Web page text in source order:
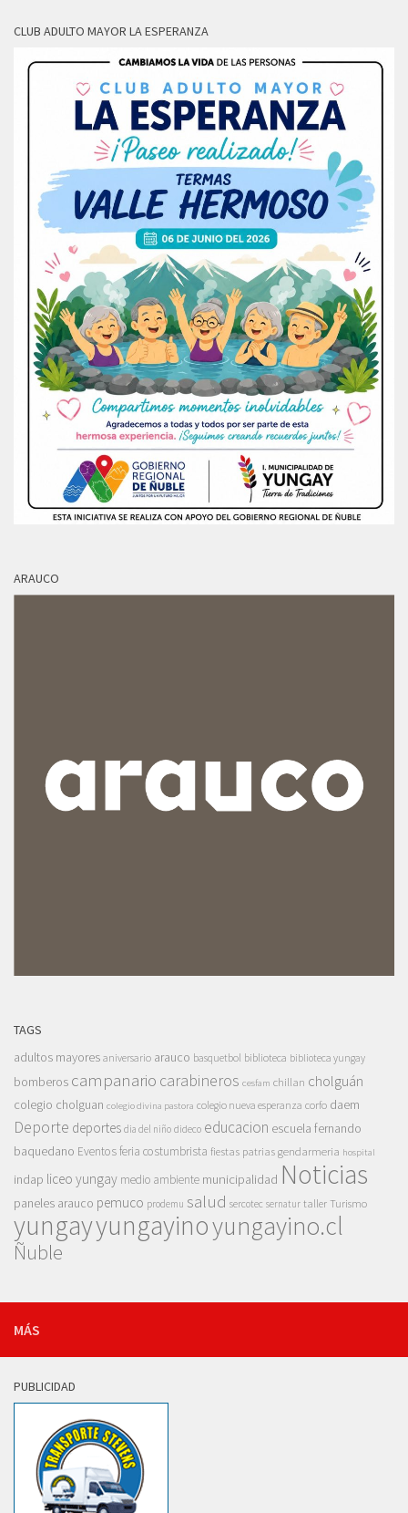
CLUB ADULTO MAYOR LA ESPERANZA
ARAUCO
TAGS
adultos mayores aniversario arauco basquetbol biblioteca biblioteca yungay
bomberos campanario carabineros cesfam chillan cholguán
colegio cholguan colegio divina pastora colegio nueva esperanza corfo daem
Deporte deportes dia del niño dideco educacion escuela fernando
baquedano Eventosferia costumbrista fiestas patrias gendarmeria hospital
indap liceo yungay medio ambiente municipalidad Noticias
paneles arauco pemuco prodemu salud sercotec sernatur taller Turismo
yungayyungayinoyungayino.cl
Ñuble
MÁS
PUBLICIDAD